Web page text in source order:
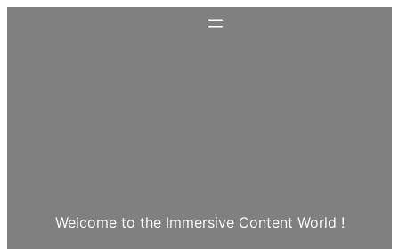
Welcome to the Immersive Content World !